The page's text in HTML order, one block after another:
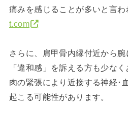
痛みを感じることが多いと言わ
t.com
さらに、肩甲骨内縁付近から
「違和感」を訴える方も少な
肉の緊張により近接する神経･
起こる可能性があります。